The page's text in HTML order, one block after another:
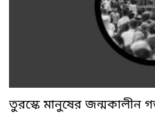
তুরস্কে মানুষের